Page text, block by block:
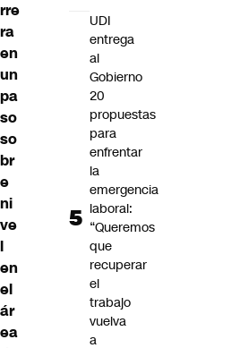
rre
ra
en
un
pa
so
so
br
e
ni
ve
l
en
el
ár
ea
UDI
entrega
al
Gobierno
20
propuestas
para
enfrentar
la
emergencia
laboral:
“Queremos
que
recuperar
el
trabajo
vuelva
a